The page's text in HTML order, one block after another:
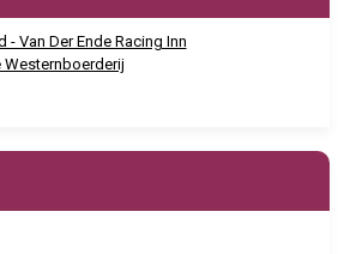
Van Der Ende Racing Inn